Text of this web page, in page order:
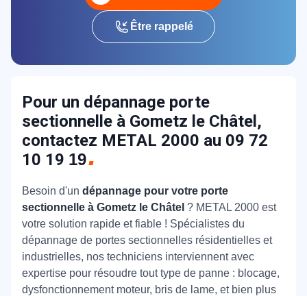
Être rappelé
Pour un dépannage porte
sectionnelle à Gometz le Châtel,
contactez METAL 2000 au 09 72
10 19 19
Besoin d'un dépannage pour votre porte
sectionnelle à Gometz le Châtel ? METAL 2000 est
votre solution rapide et fiable ! Spécialistes du
dépannage de portes sectionnelles résidentielles et
industrielles, nos techniciens interviennent avec
expertise pour résoudre tout type de panne : blocage,
dysfonctionnement moteur, bris de lame, et bien plus